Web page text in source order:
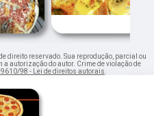
direito reservado. Sua reprodução, parcial ou
autorização do autor. Crime de violação de
9610/98 - Lei de direitos autorais.